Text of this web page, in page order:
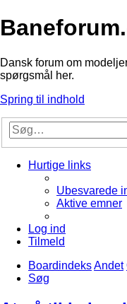
Dansk forum om
spørgsmål her.
Spring til indhold
Hurtige links
Ubesvarede
Aktive emner
Log ind
Tilmeld
BoardindeksAndet
Søg